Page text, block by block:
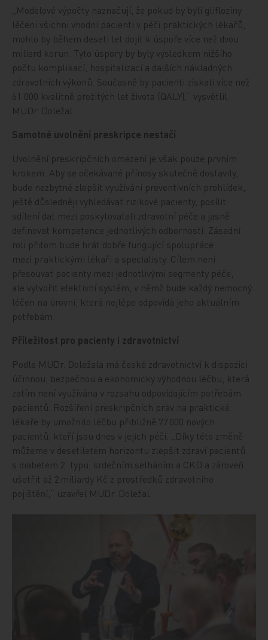
„Modelové výpočty naznačují, že pokud by byli glifloziny
léčeni všichni vhodní pacienti v péči praktických lékařů,
mohlo by během deseti let dojít k úspoře více než dvou
miliard korun. Tyto úspory by byly výsledkem nižšího
počtu komplikací, hospitalizací a dalších nákladných
zdravotních výkonů. Současně by pacienti získali více než
61 000 kvalitně prožitých let života (QALY),“ vysvětlil
MUDr. Doležal.
Samotné uvolnění preskripce nestačí
Uvolnění preskripčních omezení je však pouze prvním
krokem. Aby se očekávané přínosy skutečně dostavily,
bude nezbytné zlepšit využívání preventivních prohlídek,
ještě důsledněji vyhledávat rizikové pacienty, posílit
sdílení dat mezi poskytovateli zdravotní péče a jasně
definovat kompetence jednotlivých odborností. Zásadní
roli přitom bude hrát dobře fungující spolupráce
mezi praktickými lékaři a specialisty. Cílem není
přesouvat pacienty mezi jednotlivými segmenty péče,
ale vytvořit efektivní systém, v němž bude každý nemocný
léčen na úrovni, která nejlépe odpovídá jeho aktuálním
potřebám.
Příležitost pro pacienty i zdravotnictví
Podle MUDr. Doležala má české zdravotnictví k dispozici
účinnou, bezpečnou a ekonomicky výhodnou léčbu, která
zatím není využívána v rozsahu odpovídajícím potřebám
pacientů. Rozšíření preskripčních práv na praktické
lékaře by umožnilo léčbu přibližně 77 000 nových
pacientů, kteří jsou dnes v jejich péči. „Díky této změně
můžeme v desetiletém horizontu zlepšit zdraví pacientů
s diabetem 2. typu, srdečním selháním a CKD a zároveň
ušetřit až 2 miliardy Kč z prostředků zdravotního
pojištění,“ uzavřel MUDr. Doležal.